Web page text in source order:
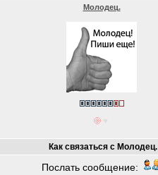
Молодец.
Как связаться с Молодец.
Послать сообщение: